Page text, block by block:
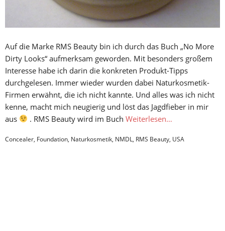
Auf die Marke RMS Beauty bin ich durch das Buch „No More
Dirty Looks“ aufmerksam geworden. Mit besonders großem
Interesse habe ich darin die konkreten Produkt-Tipps
durchgelesen. Immer wieder wurden dabei Naturkosmetik-
Firmen erwähnt, die ich nicht kannte. Und alles was ich nicht
kenne, macht mich neugierig und löst das Jagdfieber in mir
aus
. RMS Beauty wird im BuchWeiterlesen…
Concealer, Foundation, Naturkosmetik, NMDL, RMS Beauty, USA